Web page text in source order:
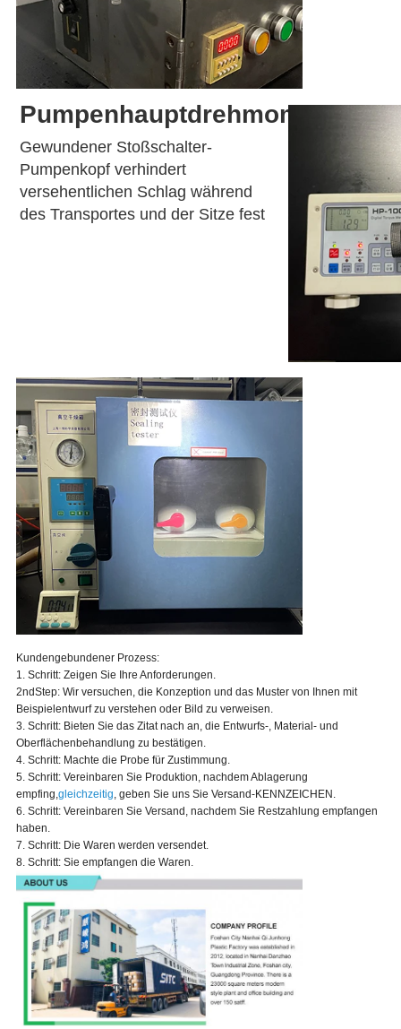
Pumpenhauptdrehmomenttest
Gewundener Stoßschalter-
Pumpenkopf verhindert
versehentlichen Schlag während
des Transportes und der Sitze fest
Kundengebundener Prozess:
1. Schritt: Zeigen Sie Ihre Anforderungen.
2ndStep: Wir versuchen, die Konzeption und das Muster von Ihnen mit
Beispielentwurf zu verstehen oder Bild zu verweisen.
3. Schritt: Bieten Sie das Zitat nach an, die Entwurfs-, Material- und
Oberflächenbehandlung zu bestätigen.
4. Schritt: Machte die Probe für Zustimmung.
5. Schritt: Vereinbaren Sie Produktion, nachdem Ablagerung
empfing,gleichzeitig, geben Sie uns Sie Versand-KENNZEICHEN.
6. Schritt: Vereinbaren Sie Versand, nachdem Sie Restzahlung empfangen
haben.
7. Schritt: Die Waren werden versendet.
8. Schritt: Sie empfangen die Waren.